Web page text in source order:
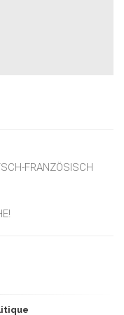
FRANZÖSISCH